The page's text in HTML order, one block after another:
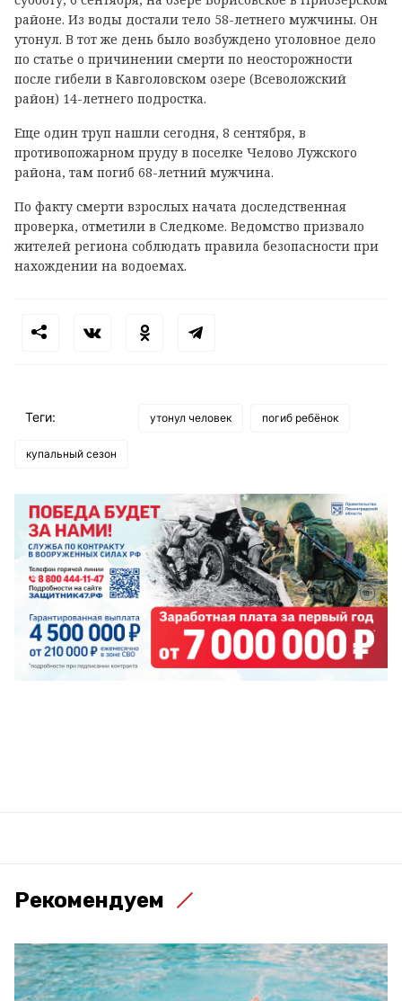
районе. Из воды достали тело 58-летнего мужчины. Он
утонул. В тот же день было возбуждено уголовное дело
по статье о причинении смерти по неосторожности
после гибели в Кавголовском озере (Всеволожский
район) 14-летнего подростка.
Еще один труп нашли сегодня, 8 сентября, в
противопожарном пруду в поселке Челово Лужского
района, там погиб 68-летний мужчина.
По факту смерти взрослых начата доследственная
проверка, отметили в Следкоме. Ведомство призвало
жителей региона соблюдать правила безопасности при
нахождении на водоемах.
Теги: утонул человек погиб ребёнок
купальный сезон
Рекомендуем